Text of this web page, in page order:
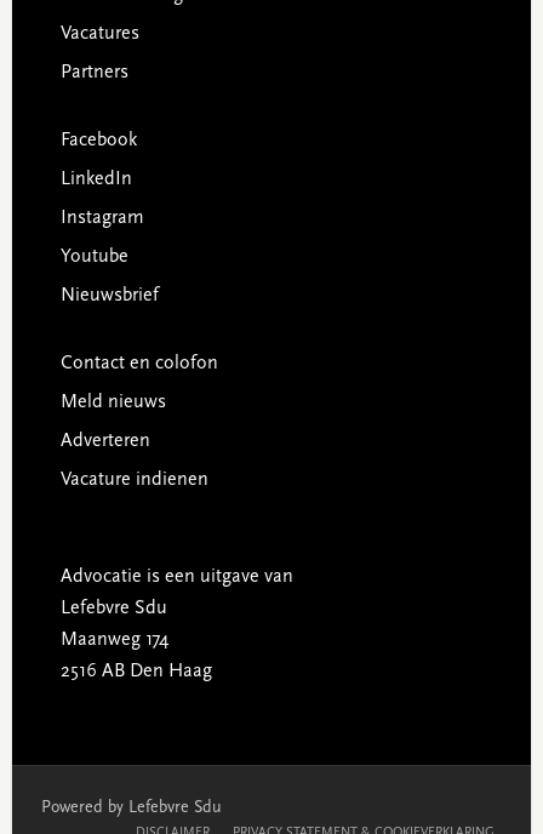
Vacatures
Partners
Facebook
LinkedIn
Instagram
Youtube
Nieuwsbrief
Contact en colofon
Meld nieuws
Adverteren
Vacature indienen
Advocatie is een uitgave van
Lefebvre Sdu
Maanweg 174
2516 AB Den Haag
Powered by Lefebvre Sdu